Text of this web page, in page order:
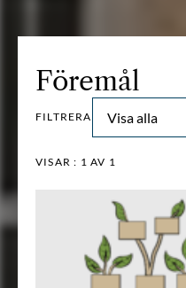
Föremål
FILTRERA Visa alla
VISAR : 1 AV 1